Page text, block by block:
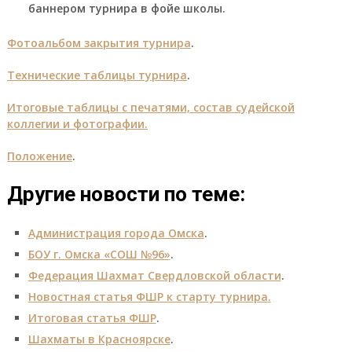
баннером турнира в фойе школы.
Фотоальбом закрытия турнира.
Технические таблицы турнира.
Итоговые таблицы с печатями, состав судейской
коллегии и фотографии.
Положение.
Другие новости по теме:
Администрация города Омска.
БОУ г. Омска «СОШ №96».
Федерация Шахмат Свердловской области.
Новостная статья ФШР к старту турнира.
Итоговая статья ФШР.
Шахматы в Красноярске.